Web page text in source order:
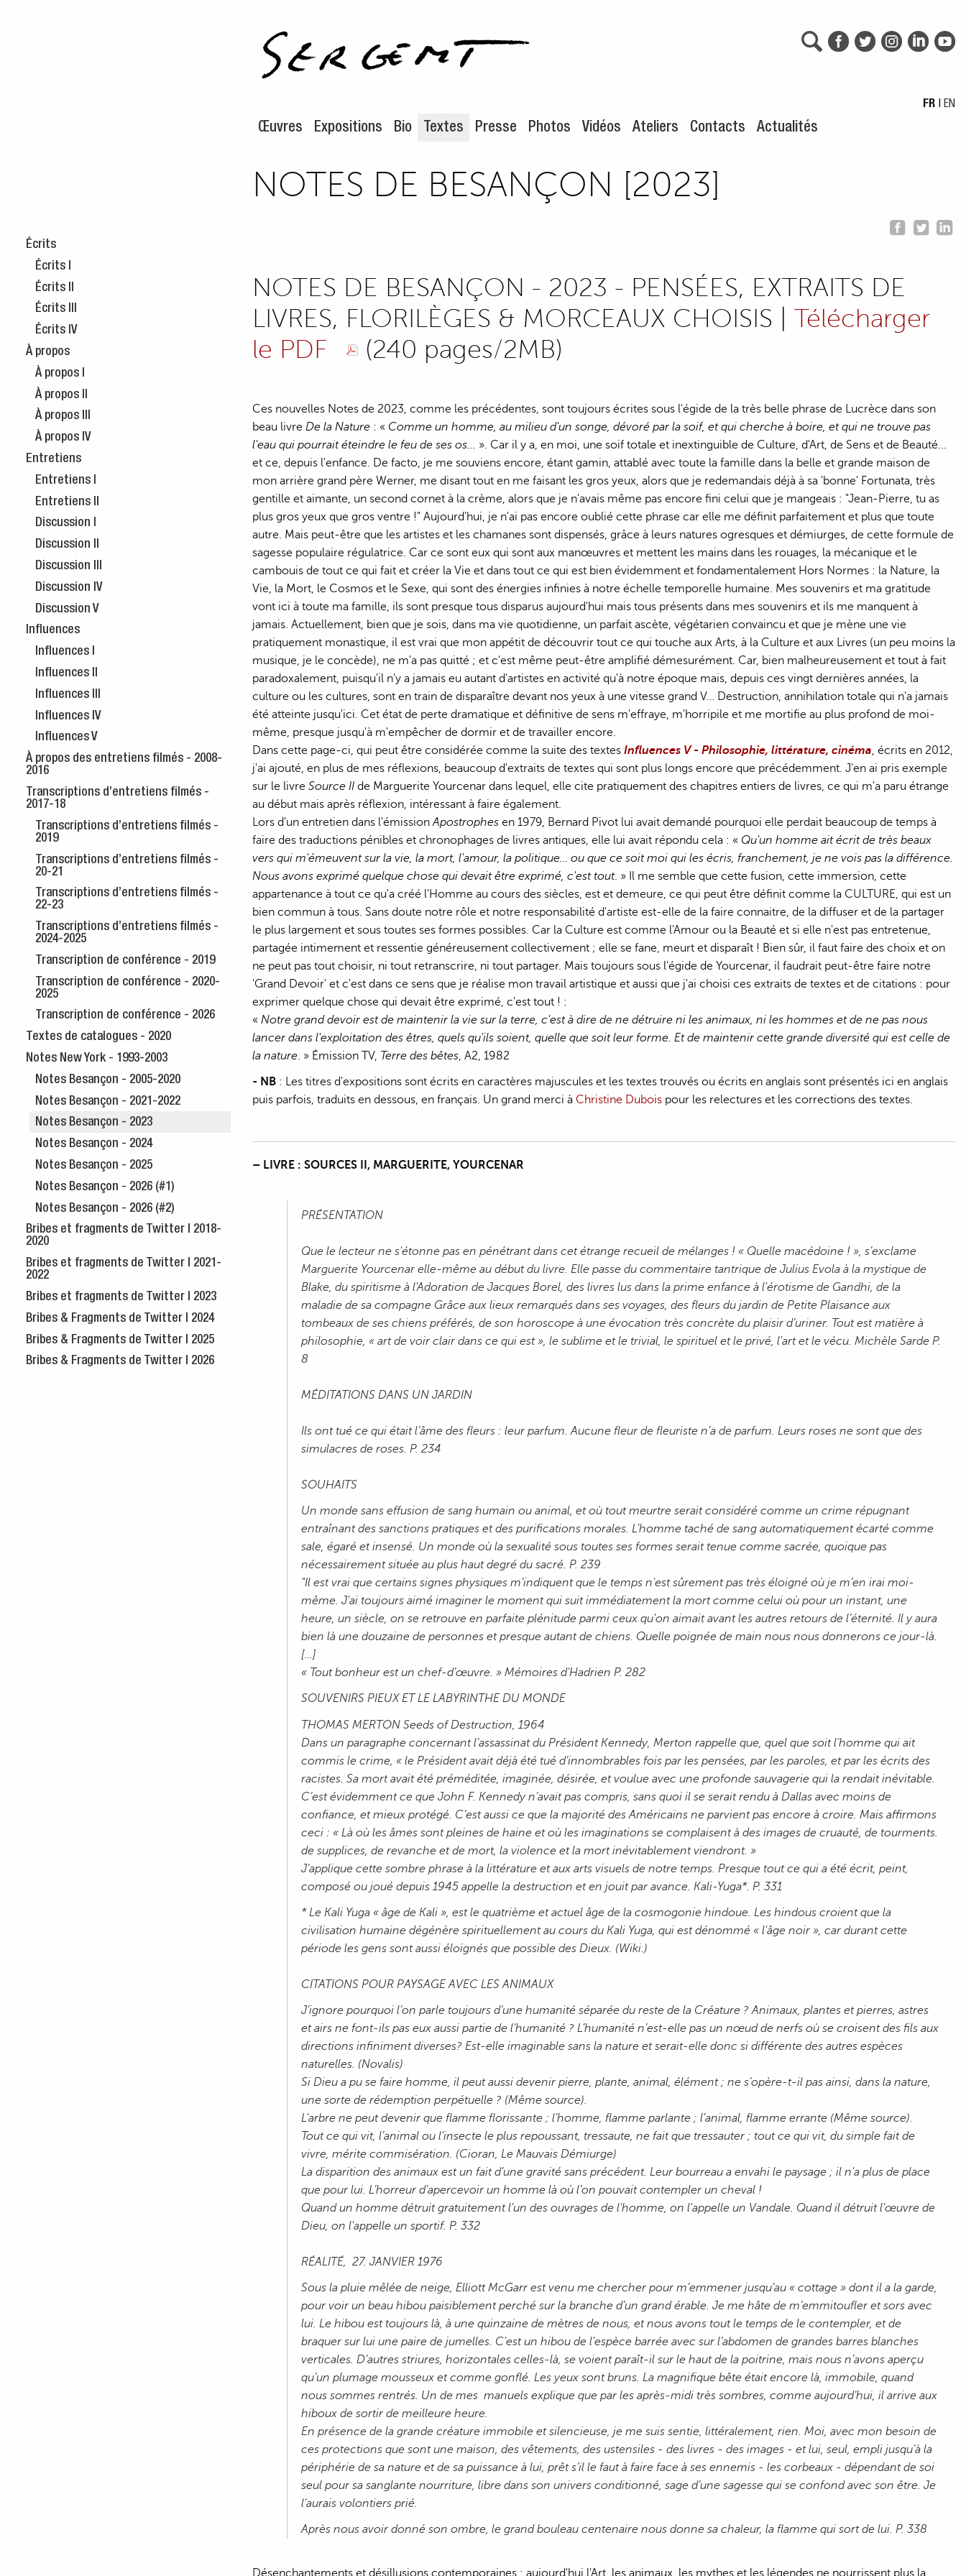
FR | EN
Œuvres Expositions Bio Textes Presse Photos Vidéos Ateliers Contacts Actualités
Écrits
Écrits I
Écrits II
Écrits III
Écrits IV
À propos
À propos I
À propos II
À propos III
À propos IV
Entretiens
Entretiens I
Entretiens II
Discussion I
Discussion II
Discussion III
Discussion IV
Discussion V
Influences
Influences I
Influences II
Influences III
Influences IV
Influences V
À propos des entretiens filmés - 2008-
2016
Transcriptions d’entretiens filmés -
2017-18
Transcriptions d’entretiens filmés -
2019
Transcriptions d’entretiens filmés -
20-21
Transcriptions d’entretiens filmés -
22-23
Transcriptions d’entretiens filmés -
2024-2025
Transcription de conférence - 2019
Transcription de conférence - 2020-
2025
Transcription de conférence - 2026
Textes de catalogues - 2020
Notes New York - 1993-2003
Notes Besançon - 2005-2020
Notes Besançon - 2021-2022
Notes Besançon - 2023
Notes Besançon - 2024
Notes Besançon - 2025
Notes Besançon - 2026 (#1)
Notes Besançon - 2026 (#2)
Bribes et fragments de Twitter | 2018-
2020
Bribes et fragments de Twitter | 2021-
2022
Bribes et fragments de Twitter | 2023
Bribes & Fragments de Twitter | 2024
Bribes & Fragments de Twitter | 2025
Bribes & Fragments de Twitter | 2026
NOTES DE BESANÇON [2023]
NOTES DE BESANÇON - 2023 - PENSÉES, EXTRAITS DE
LIVRES, FLORILÈGES & MORCEAUX CHOISIS | Télécharger
le PDF
(240 pages/2MB)
Ces nouvelles Notes de 2023, comme les précédentes, sont toujours écrites sous l'égide de la très belle phrase de Lucrèce dans son
beau livre De la Nature : « Comme un homme, au milieu d'un songe, dévoré par la soif, et qui cherche à boire, et qui ne trouve pas
l'eau qui pourrait éteindre le feu de ses os...
». Car il y a, en moi, une soif totale et inextinguible de Culture, d'Art, de Sens et de Beauté...
et ce, depuis l'enfance. De facto, je me souviens encore, étant gamin, attablé avec toute la famille dans la belle et grande maison de
mon arrière grand père Werner, me disant tout en me faisant les gros yeux, alors que je redemandais déjà à sa 'bonne' Fortunata, très
gentille et aimante, un second cornet à la crème, alors que je n'avais même pas encore fini celui que je mangeais : "Jean-Pierre, tu as
plus gros yeux que gros ventre !" Aujourd'hui, je n'ai pas encore oublié cette phrase car elle me définit parfaitement et plus que toute
autre. Mais peut-être que les artistes et les chamanes sont dispensés, grâce à leurs natures ogresques et démiurges, de cette formule de
sagesse populaire régulatrice. Car ce sont eux qui sont aux manœuvres et mettent les mains dans les rouages, la mécanique et le
cambouis de tout ce qui fait et créer la Vie et dans tout ce qui est bien évidemment et fondamentalement Hors Normes : la Nature, la
Vie, la Mort, le Cosmos et le Sexe, qui sont des énergies infinies à notre échelle temporelle humaine. Mes souvenirs et ma gratitude
vont ici à toute ma famille, ils sont presque tous disparus aujourd'hui mais tous présents dans mes souvenirs et ils me manquent à
jamais. Actuellement, bien que je sois, dans ma vie quotidienne, un parfait ascète, végétarien convaincu et que je mène une vie
pratiquement monastique, il est vrai que mon appétit de découvrir tout ce qui touche aux Arts, à la Culture et aux Livres (un peu moins la
musique, je le concède), ne m'a pas quitté ; et c'est même peut-être amplifié démesurément. Car, bien malheureusement et tout à fait
paradoxalement, puisqu'il n'y a jamais eu autant d'artistes en activité qu'à notre époque mais, depuis ces vingt dernières années, la
culture ou les cultures, sont en train de disparaître devant nos yeux à une vitesse grand V… Destruction, annihilation totale qui n'a jamais
été atteinte jusqu'ici. Cet état de perte dramatique et définitive de sens m'effraye, m'horripile et me mortifie au plus profond de moi-
même, presque jusqu'à m'empêcher de dormir et de travailler encore.
Dans cette page-ci, qui peut être considérée comme la suite des textes Influences V - Philosophie, littérature, cinéma , écrits en 2012,
j'ai ajouté, en plus de mes réflexions, beaucoup d'extraits de textes qui sont plus longs encore que précédemment. J'en ai pris exemple
sur le livre Source II de Marguerite Yourcenar dans lequel, elle cite pratiquement des chapitres entiers de livres, ce qui m'a paru étrange
au début mais après réflexion, intéressant à faire également.
Lors d'un entretien dans l'émission Apostrophes en 1979, Bernard Pivot lui avait demandé pourquoi elle perdait beaucoup de temps à
faire des traductions pénibles et chronophages de livres antiques, elle lui avait répondu cela : « Qu'un homme ait écrit de très beaux
vers qui m'émeuvent sur la vie, la mort, l'amour, la politique… ou que ce soit moi qui les écris, franchement, je ne vois pas la différence.
Nous avons exprimé quelque chose qui devait être exprimé, c'est tout. » Il me semble que cette fusion, cette immersion, cette
appartenance à tout ce qu'a créé l'Homme au cours des siècles, est et demeure, ce qui peut être définit comme la CULTURE, qui est un
bien commun à tous. Sans doute notre rôle et notre responsabilité d'artiste est-elle de la faire connaitre, de la diffuser et de la partager
le plus largement et sous toutes ses formes possibles. Car la Culture est comme l'Amour ou la Beauté et si elle n'est pas entretenue,
partagée intimement et ressentie généreusement collectivement ; elle se fane, meurt et disparaît ! Bien sûr, il faut faire des choix et on
ne peut pas tout choisir, ni tout retranscrire, ni tout partager. Mais toujours sous l'égide de Yourcenar, il faudrait peut-être faire notre
'Grand Devoir' et c'est dans ce sens que je réalise mon travail artistique et aussi que j'ai choisi ces extraits de textes et de citations : pour
exprimer quelque chose qui devait être exprimé, c'est tout ! :
« Notre grand devoir est de maintenir la vie sur la terre, c'est à dire de ne détruire ni les animaux, ni les hommes et de ne pas nous
lancer dans l'exploitation des êtres, quels qu'ils soient, quelle que soit leur forme. Et de maintenir cette grande diversité qui est celle de
la nature . » Émission TV, Terre des bêtes , A2, 1982
- NB : Les titres d'expositions sont écrits en caractères majuscules et les textes trouvés ou écrits en anglais sont présentés ici en anglais
puis parfois, traduits en dessous, en français. Un grand merci à Christine Dubois pour les relectures et les corrections des textes.
– LIVRE : SOURCES II, MARGUERITE, YOURCENAR
PRÉSENTATION
Que le lecteur ne s'étonne pas en pénétrant dans cet étrange recueil de mélanges ! « Quelle macédoine ! », s’exclame
Marguerite Yourcenar elle-même au début du livre. Elle passe du commentaire tantrique de Julius Evola à la mystique de
Blake, du spiritisme à l'Adoration de Jacques Borel, des livres lus dans la prime enfance à l'érotisme de Gandhi, de la
maladie de sa compagne Grâce aux lieux remarqués dans ses voyages, des fleurs du jardin de Petite Plaisance aux
tombeaux de ses chiens préférés, de son horoscope à une évocation très concrète du plaisir d’uriner. Tout est matière à
philosophie, « art de voir clair dans ce qui est », le sublime et le trivial, le spirituel et le privé, l'art et le vécu. Michèle Sarde P.
8
MÉDITATIONS DANS UN JARDIN
Ils ont tué ce qui était l’âme des fleurs : leur parfum. Aucune fleur de fleuriste n’a de parfum. Leurs roses ne sont que des
simulacres de roses. P. 234
SOUHAITS
Un monde sans effusion de sang humain ou animal, et où tout meurtre serait considéré comme un crime répugnant
entraînant des sanctions pratiques et des purifications morales. L’homme taché de sang automatiquement écarté comme
sale, égaré et insensé. Un monde où la sexualité sous toutes ses formes serait tenue comme sacrée, quoique pas
nécessairement située au plus haut degré du sacré. P. 239
"Il est vrai que certains signes physiques m’indiquent que le temps n'est sûrement pas très éloigné où je m’en irai moi-
même. J'ai toujours aimé imaginer le moment qui suit immédiatement la mort comme celui où pour un instant, une
heure, un siècle, on se retrouve en parfaite plénitude parmi ceux qu’on aimait avant les autres retours de l’éternité. Il y aura
bien là une douzaine de personnes et presque autant de chiens. Quelle poignée de main nous nous donnerons ce jour-là.
[…]
« Tout bonheur est un chef-d’œuvre. » Mémoires d'Hadrien P. 282
SOUVENIRS PIEUX ET LE LABYRINTHE DU MONDE
THOMAS MERTON Seeds of Destruction, 1964
Dans un paragraphe concernant l’assassinat du Président Kennedy, Merton rappelle que, quel que soit l’homme qui ait
commis le crime, « le Président avait déjà été tué d’innombrables fois par les pensées, par les paroles, et par les écrits des
racistes. Sa mort avait été préméditée, imaginée, désirée, et voulue avec une profonde sauvagerie qui la rendait inévitable.
C’est évidemment ce que John F. Kennedy n’avait pas compris, sans quoi il se serait rendu à Dallas avec moins de
confiance, et mieux protégé. C’est aussi ce que la majorité des Américains ne parvient pas encore à croire. Mais affirmons
ceci : « Là où les âmes sont pleines de haine et où les imaginations se complaisent à des images de cruauté, de tourments.
de supplices, de revanche et de mort, la violence et la mort inévitablement viendront. »
J’applique cette sombre phrase à la littérature et aux arts visuels de notre temps. Presque tout ce qui a été écrit, peint,
composé ou joué depuis 1945 appelle la destruction et en jouit par avance. Kali-Yuga*. P. 331
* Le Kali Yuga « âge de Kali », est le quatrième et actuel âge de la cosmogonie hindoue. Les hindous croient que la
civilisation humaine dégénère spirituellement au cours du Kali Yuga, qui est dénommé « l'âge noir », car durant cette
période les gens sont aussi éloignés que possible des Dieux. (Wiki.)
CITATIONS POUR PAYSAGE AVEC LES ANIMAUX
J’ignore pourquoi l’on parle toujours d’une humanité séparée du reste de la Créature ? Animaux, plantes et pierres, astres
et airs ne font-ils pas eux aussi partie de l’humanité ? L’humanité n’est-elle pas un nœud de nerfs où se croisent des fils aux
directions infiniment diverses? Est-elle imaginable sans la nature et serait-elle donc si différente des autres espèces
naturelles. (Novalis)
Si Dieu a pu se faire homme, il peut aussi devenir pierre, plante, animal, élément ; ne s’opère-t-il pas ainsi, dans la nature,
une sorte de rédemption perpétuelle ? (Même source).
L'arbre ne peut devenir que flamme florissante ; l’homme, flamme parlante ; l’animal, flamme errante (Même source).
Tout ce qui vit, l’animal ou l’insecte le plus repoussant, tressaute, ne fait que tressauter ; tout ce qui vit, du simple fait de
vivre, mérite commisération. (Cioran, Le Mauvais Démiurge)
La disparition des animaux est un fait d’une gravité sans précédent. Leur bourreau a envahi le paysage ; il n'a plus de place
que pour lui. L’horreur d’apercevoir un homme là où l’on pouvait contempler un cheval !
Quand un homme détruit gratuitement l'un des ouvrages de l'homme, on l'appelle un Vandale. Quand il détruit l'œuvre de
Dieu, on l'appelle un sportif. P. 332
RÉALITÉ, 27. JANVIER 1976
Sous la pluie mêlée de neige, Elliott McGarr est venu me chercher pour m’emmener jusqu’au « cottage » dont il a la garde,
pour voir un beau hibou paisiblement perché sur la branche d’un grand érable. Je me hâte de m’emmitoufler et sors avec
lui. Le hibou est toujours là, à une quinzaine de mètres de nous, et nous avons tout le temps de le contempler, et de
braquer sur lui une paire de jumelles. C'est un hibou de l'espèce barrée avec sur l’abdomen de grandes barres blanches
verticales. D’autres striures, horizontales celles-là, se voient paraît-il sur le haut de la poitrine, mais nous n’avons aperçu
qu’un plumage mousseux et comme gonflé. Les yeux sont bruns. La magnifique bête était encore là, immobile, quand
nous sommes rentrés. Un de mes manuels explique que par les après-midi très sombres, comme aujourd’hui, il arrive aux
hiboux de sortir de meilleure heure.
En présence de la grande créature immobile et silencieuse, je me suis sentie, littéralement, rien. Moi, avec mon besoin de
ces protections que sont une maison, des vêtements, des ustensiles - des livres - des images - et lui, seul, empli jusqu’à la
périphérie de sa nature et de sa puissance à lui, prêt s’il le faut à faire face à ses ennemis - les corbeaux - dépendant de soi
seul pour sa sanglante nourriture, libre dans son univers conditionné, sage d’une sagesse qui se confond avec son être. Je
l’aurais volontiers prié.
Après nous avoir donné son ombre, le grand bouleau centenaire nous donne sa chaleur, la flamme qui sort de lui. P. 338